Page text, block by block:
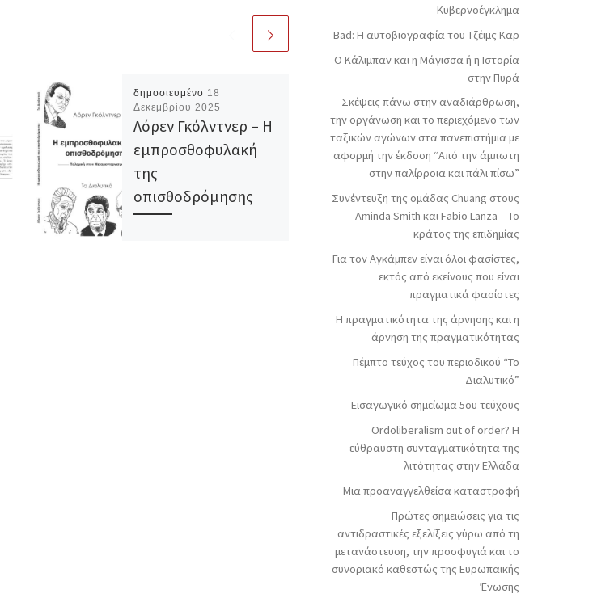
δημοσιευμένο 18
Δεκεμβρίου 2025
Λόρεν Γκόλντνερ – Η
εμπροσθοφυλακή
της
οπισθοδρόμησης
Νοεμβρίου 2019
Τρίτο τεύχος του
περιοδικού “Το
Διαλυτικό”
Περιεχόμενα Συντακτική
Ομάδα – Εισαγωγικό
σημείωμα Αντίθεση – Τάξη,
κράτος, έθνος, λαός και το
πραγματικό κίνημα Alèssi
Dell’Umbria – Full Metal […]
Κυβερνοέγκλημα
Bad: Η αυτοβιογραφία του Τζέιμς Καρ
Ο Κάλιμπαν και η Μάγισσα ή η Ιστορία
στην Πυρά
Σκέψεις πάνω στην αναδιάρθρωση,
την οργάνωση και το περιεχόμενο των
ταξικών αγώνων στα πανεπιστήμια με
αφορμή την έκδοση “Από την άμπωτη
στην παλίρροια και πάλι πίσω”
Συνέντευξη της ομάδας Chuang στους
Aminda Smith και Fabio Lanza – Το
κράτος της επιδημίας
Για τον Αγκάμπεν είναι όλοι φασίστες,
εκτός από εκείνους που είναι
πραγματικά φασίστες
Η πραγματικότητα της άρνησης και η
άρνηση της πραγματικότητας
Πέμπτο τεύχος του περιοδικού “Το
Διαλυτικό”
Εισαγωγικό σημείωμα 5ου τεύχους
Ordoliberalism out of order? Η
εύθραυστη συνταγματικότητα της
λιτότητας στην Ελλάδα
Μια προαναγγελθείσα καταστροφή
Πρώτες σημειώσεις για τις
αντιδραστικές εξελίξεις γύρω από τη
μετανάστευση, την προσφυγιά και το
συνοριακό καθεστώς της Ευρωπαϊκής
Ένωσης